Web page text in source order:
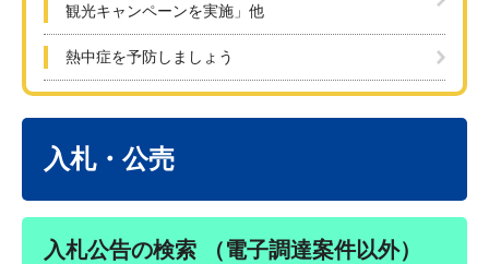
観光キャンペーンを実施」他
熱中症を予防しましょう
入札・公売
入札公告の検索 （電子調達案件以外）